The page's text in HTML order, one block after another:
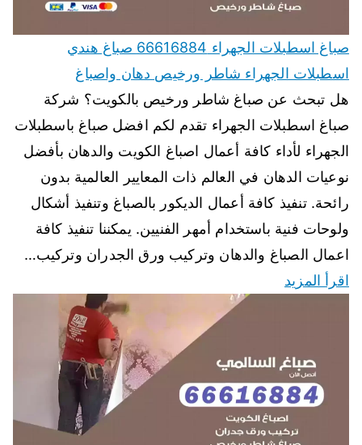
صباغ اسطبلات الجهراء 66616884 صباغ هندي
اسطبلات الجهراء شاطر ورخيص دهان واصباغ
هل تبحث عن صباغ شاطر ورخيص بالكويت؟ شركة
صباغ اسطبلات الجهراء تقدم لكم افضل صباغ باسطبلات
الجهراء لأداء كافة أعمال اصباغ الكويت والدهان بأفضل
نوعيات الدهان في العالم ذات المعايير العالمية بدون
رائحة. تنفيذ كافة أعمال الديكور بالصباغ وتنفيذ أشكال
ولوحات فنية باستخدام أمهر الفنيين. يمكننا تنفيذ كافة
اعمال الصباغ والدهان وتركيب ورق الجدران وتركيب…
اقرأ المزيد